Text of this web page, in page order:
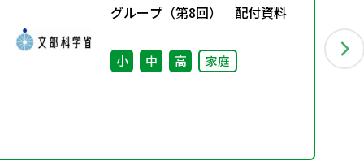
グループ（第8回） 配付資料
小 中 高 家庭